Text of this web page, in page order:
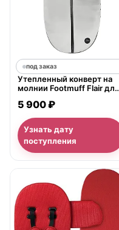
под заказ
Утепленный конверт на
молнии Footmuff Flair для
5 900 ₽
Узнать дату
поступления